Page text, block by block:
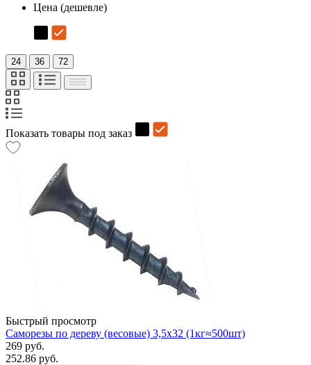
Цена (дешевле)
24 36 72
Показать товары под заказ
Быстрый просмотр
Саморезы по дереву (весовые) 3,5х32 (1кг≈500шт)
269 руб.
252.86 руб.